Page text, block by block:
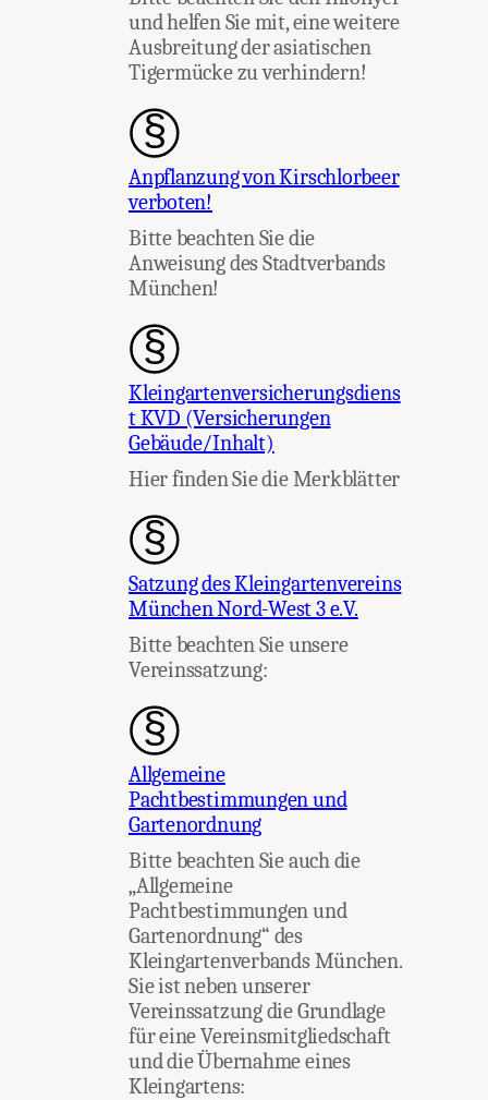
und helfen Sie mit, eine weitere
Ausbreitung der asiatischen
Tigermücke zu verhindern!
Anpflanzung von Kirschlorbeer
verboten!
Bitte beachten Sie die
Anweisung des Stadtverbands
München!
Kleingartenversicherungsdiens
t KVD (Versicherungen
Gebäude/Inhalt)
Hier finden Sie die Merkblätter
Satzung des Kleingartenvereins
München Nord-West 3 e.V.
Bitte beachten Sie unsere
Vereinssatzung:
Allgemeine
Pachtbestimmungen und
Gartenordnung
Bitte beachten Sie auch die
„Allgemeine
Pachtbestimmungen und
Gartenordnung“ des
Kleingartenverbands München.
Sie ist neben unserer
Vereinssatzung die Grundlage
für eine Vereinsmitgliedschaft
und die Übernahme eines
Kleingartens: